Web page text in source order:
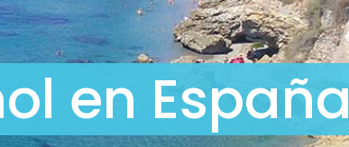
en España